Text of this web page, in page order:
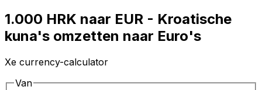
1.000 HRK naar EUR - Kroatische
kuna's omzetten naar Euro's
Xe currency-calculator
Van